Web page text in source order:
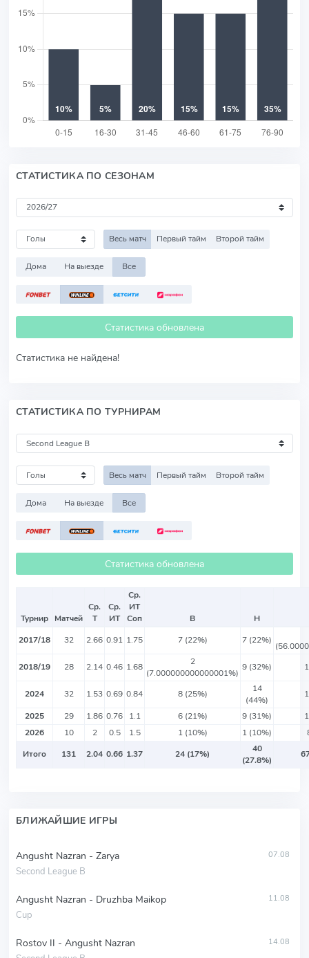
СТАТИСТИКА ПО СЕЗОНАМ
Весь матч Первый тайм Второй тайм
Дома На выезде Все
Статистика обновлена
Статистика не найдена!
СТАТИСТИКА ПО ТУРНИРАМ
Весь матч Первый тайм Второй тайм
Дома На выезде Все
Статистика обновлена
Турнир Матчей
Ср.
Т
Ср.
ИТ
Ср.
ИТ
Соп
В
Н
2017/18
32 2.66 0.91 1.75 7 (22%) 7 (22%)
2018/19
28 2.14 0.46 1.68
2
(7.000000000000001%)
9 (32%)
2024 32 1.53 0.69 0.84 8 (25%)
14
(44%)
2025
29 1.86 0.76 1.1 6 (21%) 9 (31%)
2026
10 2 0.5 1.5 1 (10%) 1 (10%)
Итого
131 2.04 0.66 1.37 24 (17%)
40
(27.8%)
БЛИЖАЙШИЕ ИГРЫ
Angusht Nazran - Zarya
Second League B
07.08
Angusht Nazran - Druzhba Maikop
Cup
11.08
Rostov II - Angusht Nazran 14.08